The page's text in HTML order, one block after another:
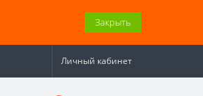
Закрыть
Личный кабинет